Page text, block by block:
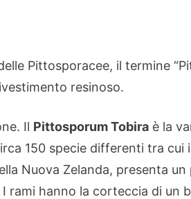
Pittosporacee, il termine
resinoso.
Il Pittosporum Tobira è la
150 specie differenti tra cui
Nuova Zelanda, presenta
rami hanno la corteccia di un